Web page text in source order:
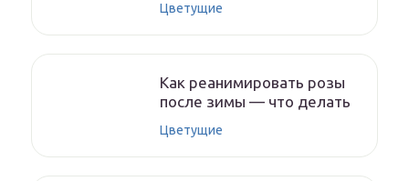
Цветущие
Как реанимировать розы
после зимы — что делать
Цветущие